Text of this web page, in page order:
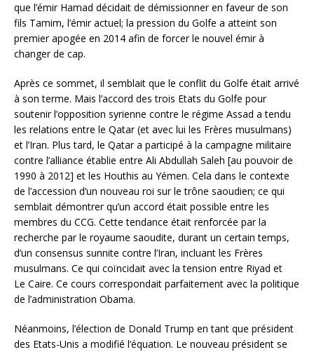
que l’émir Hamad décidait de démissionner en faveur de son
fils Tamim, l’émir actuel; la pression du Golfe a atteint son
premier apogée en 2014 afin de forcer le nouvel émir à
changer de cap.
Après ce sommet, il semblait que le conflit du Golfe était arrivé
à son terme. Mais l’accord des trois Etats du Golfe pour
soutenir l’opposition syrienne contre le régime Assad a tendu
les relations entre le Qatar (et avec lui les Frères musulmans)
et l’Iran. Plus tard, le Qatar a participé à la campagne militaire
contre l’alliance établie entre Ali Abdullah Saleh [au pouvoir de
1990 à 2012] et les Houthis au Yémen. Cela dans le contexte
de l’accession d’un nouveau roi sur le trône saoudien; ce qui
semblait démontrer qu’un accord était possible entre les
membres du CCG. Cette tendance était renforcée par la
recherche par le royaume saoudite, durant un certain temps,
d’un consensus sunnite contre l’Iran, incluant les Frères
musulmans. Ce qui coïncidait avec la tension entre Riyad et
Le Caire. Ce cours correspondait parfaitement avec la politique
de l’administration Obama.
Néanmoins, l’élection de Donald Trump en tant que président
des Etats-Unis a modifié l’équation. Le nouveau président se